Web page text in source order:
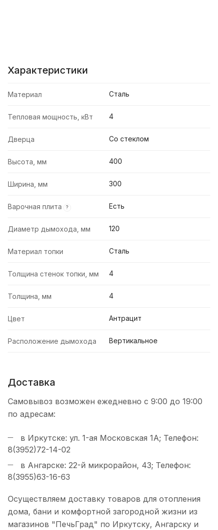
Характеристики
Материал Сталь
Тепловая мощность, кВт 4
Дверца Со стеклом
Высота, мм 400
Ширина, мм 300
Варочная плита ? Есть
Диаметр дымохода, мм 120
Материал топки Сталь
Толщина стенок топки, мм 4
Толщина, мм 4
Цвет Антрацит
Расположение дымохода Вертикальное
Доставка
Самовывоз возможен ежедневно с 9:00 до 19:00
по адресам:
в Иркутске: ул. 1-ая Московская 1А; Телефон:
8(3952)72-14-02
в Ангарске: 22-й микрорайон, 43; Телефон:
8(3955)63-16-63
Осуществляем доставку товаров для отопления
дома, бани и комфортной загородной жизни из
магазинов "ПечьГрад" по Иркутску, Ангарску и